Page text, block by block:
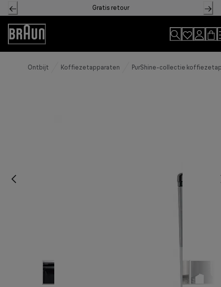
Skip
to
Content
Gratis retour
Toegankelijkheidsverklaring
Ontbijt Koffiezetapparaten PurShine-collectie